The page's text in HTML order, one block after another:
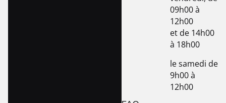
09h00 à
12h00
et de 14h00
à 18h00
le samedi de
9h00 à
12h00